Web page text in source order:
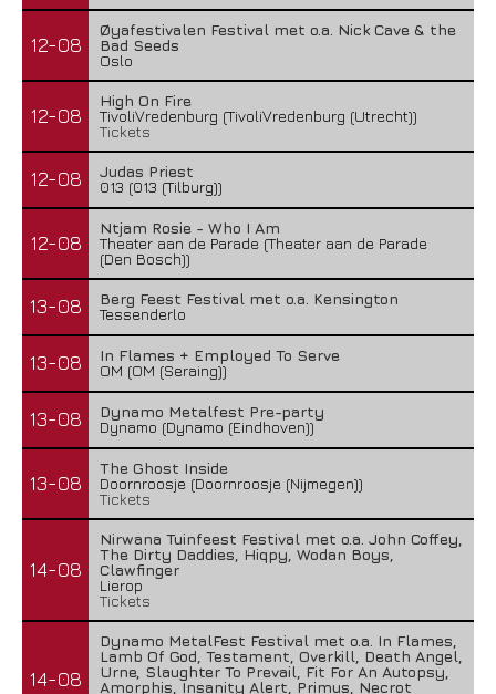
12-08
Øyafestivalen Festival met o.a. Nick Cave & the
Bad Seeds
Oslo
12-08
High On Fire
TivoliVredenburg (TivoliVredenburg (Utrecht))
Tickets
12-08
Judas Priest
013 (013 (Tilburg))
12-08
Ntjam Rosie - Who I Am
Theater aan de Parade (Theater aan de Parade
(Den Bosch))
13-08
Berg Feest Festival met o.a. Kensington
Tessenderlo
13-08
In Flames + Employed To Serve
OM (OM (Seraing))
13-08
Dynamo Metalfest Pre-party
Dynamo (Dynamo (Eindhoven))
13-08
The Ghost Inside
Doornroosje (Doornroosje (Nijmegen))
Tickets
14-08
Nirwana Tuinfeest Festival met o.a. John Coffey,
The Dirty Daddies, Hiqpy, Wodan Boys,
Clawfinger
Lierop
Tickets
14-08
Dynamo MetalFest Festival met o.a. In Flames,
Lamb Of God, Testament, Overkill, Death Angel,
Urne, Slaughter To Prevail, Fit For An Autopsy,
Amorphis, Insanity Alert, Primus, Necrot